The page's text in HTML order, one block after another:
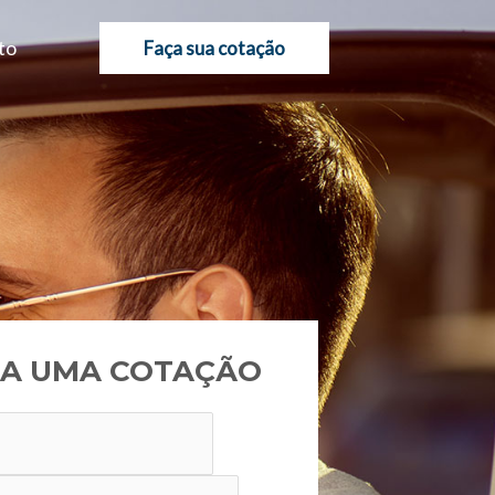
Faça sua cotação
UMA COTAÇÃO